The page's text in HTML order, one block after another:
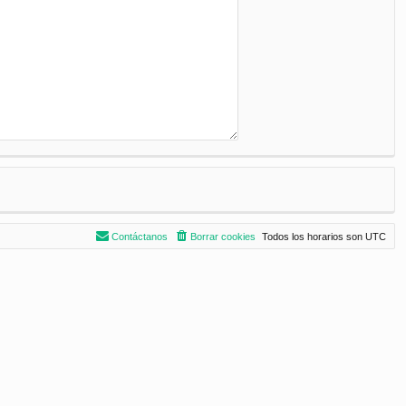
Todos los horarios son UTC
Borrar cookies
Contáctanos